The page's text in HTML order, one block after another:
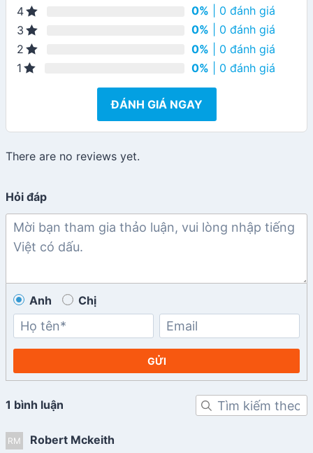
4
0% | 0 đánh giá
3
0% | 0 đánh giá
2
0% | 0 đánh giá
1
0% | 0 đánh giá
ĐÁNH GIÁ NGAY
There are no reviews yet.
Hỏi đáp
Anh Chị
GỬI
1 bình luận
RM Robert Mckeith